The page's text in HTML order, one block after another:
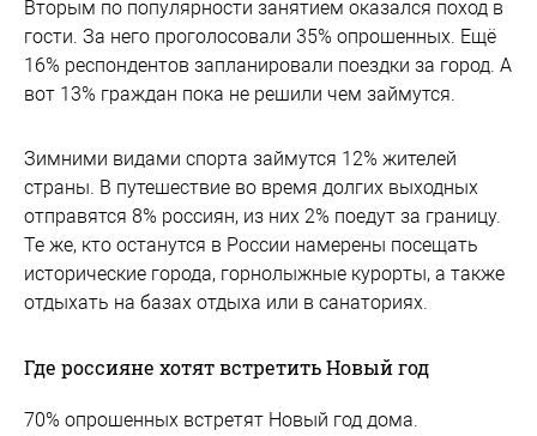
Вторым по популярности занятием оказался поход в
гости. За него проголосовали 35% опрошенных. Ещё
16% респондентов запланировали поездки за город. А
вот 13% граждан пока не решили чем займутся.
Зимними видами спорта займутся 12% жителей
страны. В путешествие во время долгих выходных
отправятся 8% россиян, из них 2% поедут за границу.
Те же, кто останутся в России намерены посещать
исторические города, горнолыжные курорты, а также
отдыхать на базах отдыха или в санаториях.
Где россияне хотят встретить Новый год
70% опрошенных встретят Новый год дома.